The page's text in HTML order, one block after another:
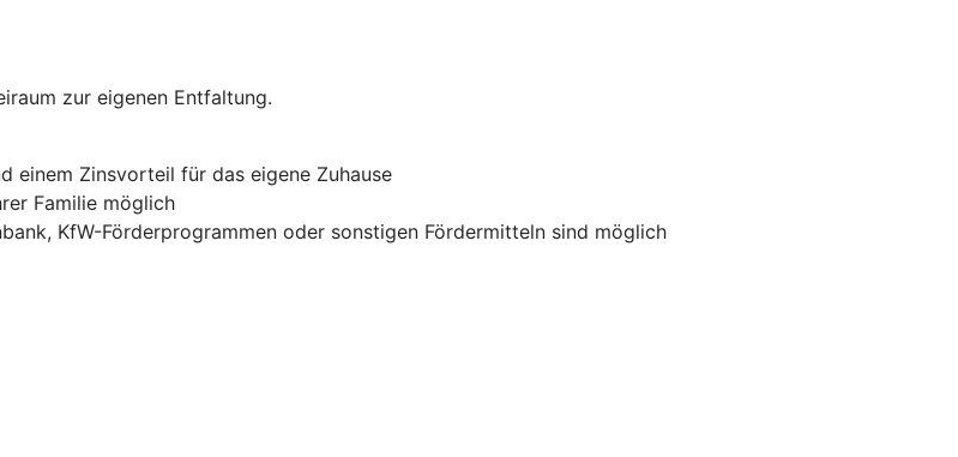
zur eigenen Entfaltung.
einem Zinsvorteil für das eigene Zuhause
Familie möglich
KfW-Förderprogrammen oder sonstigen Fördermitteln sind möglich